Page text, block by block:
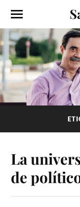
La
de